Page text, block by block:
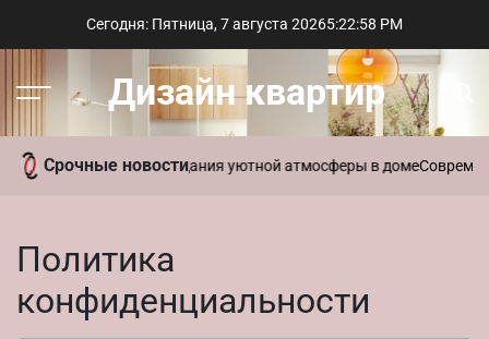
Сегодня: Пятница, 7 августа 20265:22:59 PM
Меню Дизайн квартир
Срочные новости
ароматы для создания уютной атмосферы в домеСовременный
Политика
конфиденциальности